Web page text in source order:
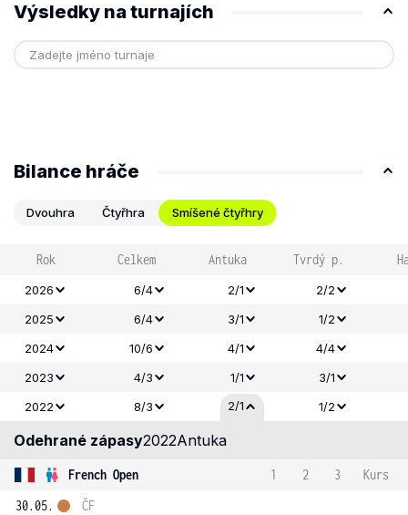
Výsledky na turnajích
Bilance hráče
Dvouhra Čtyřhra Smíšené čtyřhry
Rok Celkem Antuka Tvrdý p.
2026 6/4 2/1
2/2
2025
6/4 3/1
1/2
2024
10/6 4/1
4/4
2023
4/3 1/1
3/1
2022
8/3 2/1 1/2
Odehrané zápasy2022Antuka
French Open 1 2 3
Kurs
30.05.
ČF